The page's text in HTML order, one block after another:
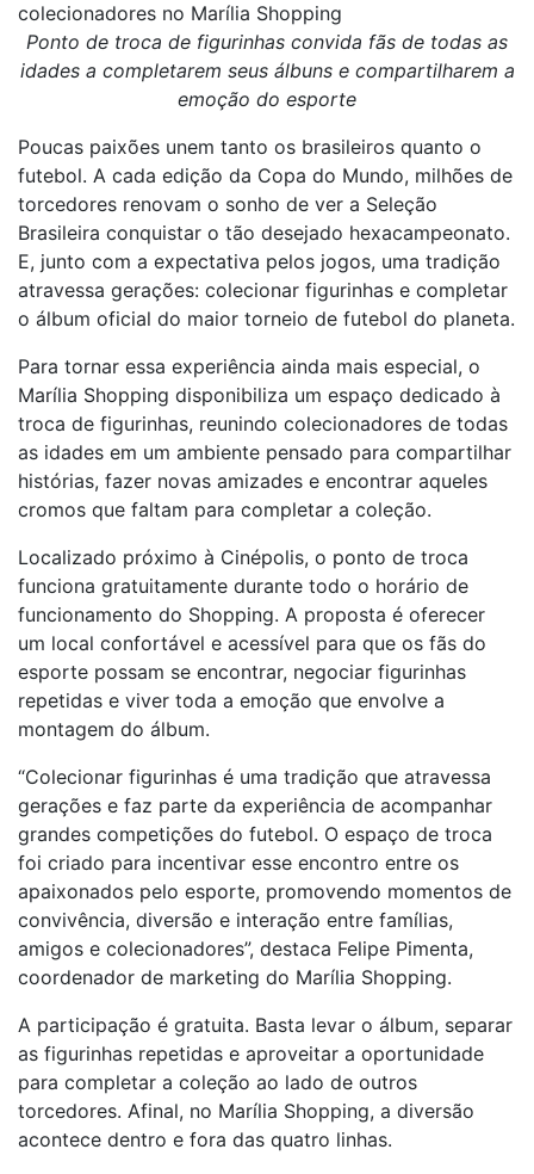
colecionadores no Marília Shopping
Ponto de troca de figurinhas convida fãs de todas as
idades a completarem seus álbuns e compartilharem a
emoção do esporte
Poucas paixões unem tanto os brasileiros quanto o
futebol. A cada edição da Copa do Mundo, milhões de
torcedores renovam o sonho de ver a Seleção
Brasileira conquistar o tão desejado hexacampeonato.
E, junto com a expectativa pelos jogos, uma tradição
atravessa gerações: colecionar figurinhas e completar
o álbum oficial do maior torneio de futebol do planeta.
Para tornar essa experiência ainda mais especial, o
Marília Shopping disponibiliza um espaço dedicado à
troca de figurinhas, reunindo colecionadores de todas
as idades em um ambiente pensado para compartilhar
histórias, fazer novas amizades e encontrar aqueles
cromos que faltam para completar a coleção.
Localizado próximo à Cinépolis, o ponto de troca
funciona gratuitamente durante todo o horário de
funcionamento do Shopping. A proposta é oferecer
um local confortável e acessível para que os fãs do
esporte possam se encontrar, negociar figurinhas
repetidas e viver toda a emoção que envolve a
montagem do álbum.
“Colecionar figurinhas é uma tradição que atravessa
gerações e faz parte da experiência de acompanhar
grandes competições do futebol. O espaço de troca
foi criado para incentivar esse encontro entre os
apaixonados pelo esporte, promovendo momentos de
convivência, diversão e interação entre famílias,
amigos e colecionadores”, destaca Felipe Pimenta,
coordenador de marketing do Marília Shopping.
A participação é gratuita. Basta levar o álbum, separar
as figurinhas repetidas e aproveitar a oportunidade
para completar a coleção ao lado de outros
torcedores. Afinal, no Marília Shopping, a diversão
acontece dentro e fora das quatro linhas.